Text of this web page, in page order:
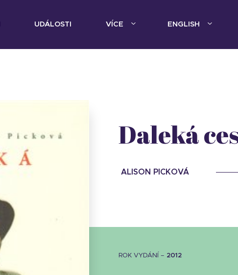
UDÁLOSTI VÍCE ENGLISH
Daleká
ALISON PICKOVÁ
ROK VYDÁNÍ – 2012